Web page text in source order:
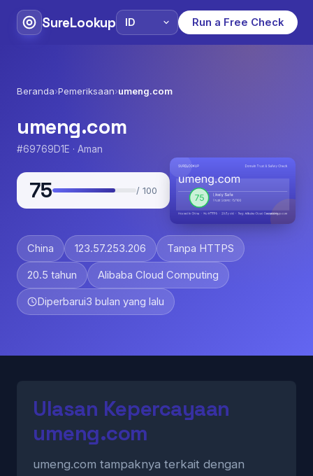
SureLookup Run a Free Check
Beranda›Pemeriksaan›umeng.com
umeng.com
#69769D1E · Aman
75 / 100
China 123.57.253.206 Tanpa HTTPS
20.5 tahun Alibaba Cloud Computing
Diperbarui3 bulan yang lalu
Ulasan Kepercayaan
umeng.com
umeng.com tampaknya terkait dengan